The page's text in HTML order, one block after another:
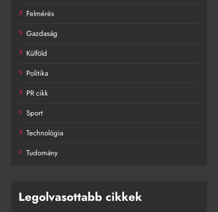
Felmérés
Gazdaság
Külföld
Politika
PR cikk
Sport
Technológia
Tudomány
Legolvasottabb cikkek